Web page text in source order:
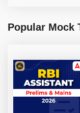
Popular Mock